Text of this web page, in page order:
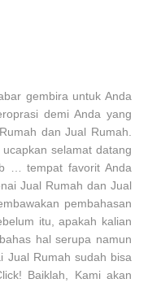
gembira untuk Anda
demi Anda yang
dan Jual Rumah.
selamat datang
… tempat favorit Anda
Jual Rumah dan Jual
pembahasan
itu, apakah kalian
hal serupa namun
Jual Rumah sudah bisa
Baiklah, Kami akan